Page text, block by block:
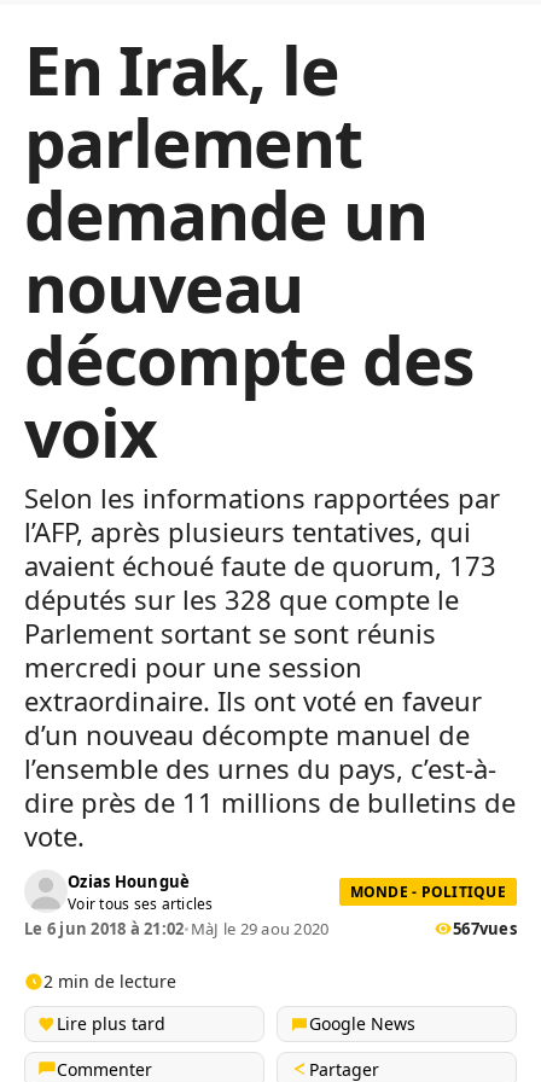
En Irak, le
parlement
demande un
nouveau
décompte des
voix
Selon les informations rapportées par
l’AFP, après plusieurs tentatives, qui
avaient échoué faute de quorum, 173
députés sur les 328 que compte le
Parlement sortant se sont réunis
mercredi pour une session
extraordinaire. Ils ont voté en faveur
d’un nouveau décompte manuel de
l’ensemble des urnes du pays, c’est-à-
dire près de 11 millions de bulletins de
vote.
Ozias Hounguè
Voir tous ses articles
MONDE - POLITIQUE
Le 6 jun 2018 à 21:02•MàJ le 29 aou 2020 567vues
2 min de lecture
Lire plus tard
Google News
Commenter
Partager